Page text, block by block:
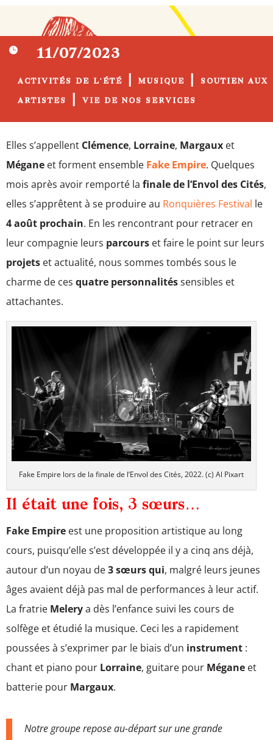
 11/07/2023
ACTIVITÉS DE L'ÉTÉ |MUSIQUE SOUTIEN AUX
ARTISTES VIE DE NOS SERVICES
Elles s’appellent Clémence, Lorraine, Margaux et
Mégane et forment ensemble Fake Empire. Quelques
mois après avoir remporté la finale de l’Envol des Cités,
elles s’apprêtent à se produire au Ronquières Festival le
4 août prochain. En les rencontrant pour retracer en
leur compagnie leurs parcours et faire le point sur leurs
projets et actualité, nous sommes tombés sous le
charme de ces quatre personnalitéssensibles et
attachantes.
Fake Empire lors de la finale de l’Envol des Cités, 2022. (c) Al Pixart
Il était une fois, 3 sœurs…
Fake Empire est une proposition artistique au long
cours, puisqu’elle s’est développée il y a cinq ans déjà,
autour d’un noyau de3 sœurs qui, malgré leurs jeunes
âges avaient déjà pas mal de performances à leur actif.
La fratrie Melerya dès l’enfance suivi les cours de
solfège et étudié la musique. Ceci les a rapidement
poussées à s’exprimer par le biais d’un instrument :
chant et piano pour Lorraine, guitare pour Mégane et
batterie pour Margaux.
Notre groupe repose au-départ sur une grande